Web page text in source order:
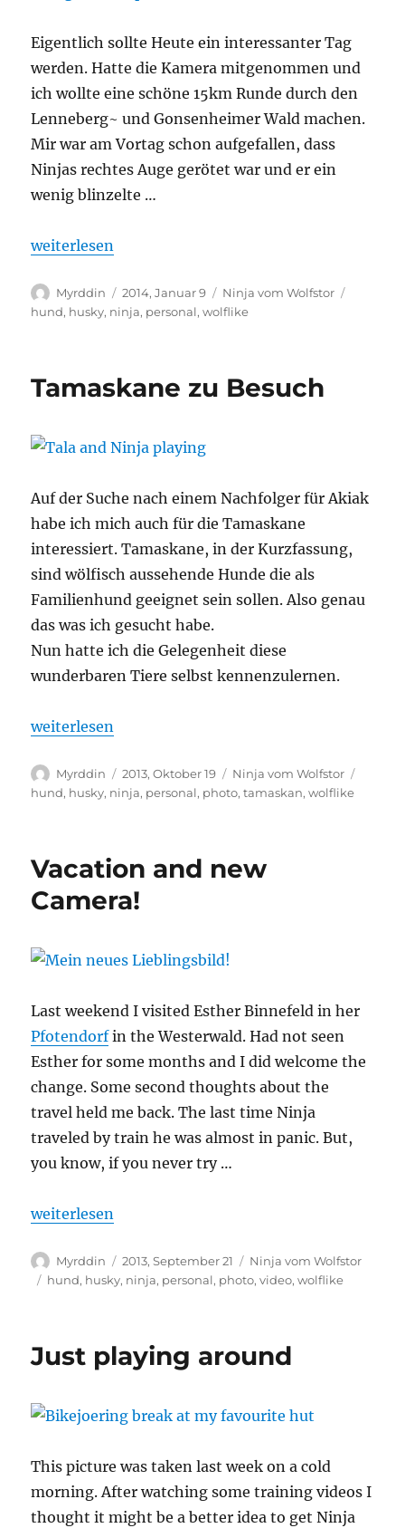
Eigentlich sollte Heute ein interessanter Tag
werden. Hatte die Kamera mitgenommen und
ich wollte eine schöne 15km Runde durch den
Lenneberg~ und Gonsenheimer Wald machen.
Mir war am Vortag schon aufgefallen, dass
Ninjas rechtes Auge gerötet war und er ein
wenig blinzelte …
„Dorn im Auge“
weiterlesen
Autor
Myrddin
Veröffentlicht
am
2014, Januar 9 Kategorien
Ninja vom Wolfstor
hund, husky, ninja, personal,wolflike
Tamaskane zu Besuch
Auf der Suche nach einem Nachfolger für Akiak
habe ich mich auch für die Tamaskane
interessiert. Tamaskane, in der Kurzfassung,
sind wölfisch aussehende Hunde die als
Familienhund geeignet sein sollen. Also genau
das was ich gesucht habe.
Nun hatte ich die Gelegenheit diese
wunderbaren Tiere selbst kennenzulernen.
„Tamaskane zu Besuch“
weiterlesen
Autor
Myrddin
Veröffentlicht
am
2013, Oktober 19 Kategorien
Ninja vom Wolfstor
hund, husky, ninja, personal, photo,tamaskan,wolflike
Vacation and new
Camera!
Last weekend I visited Esther Binnefeld in her
Pfotendorfin the Westerwald. Had not seen
Esther for some months and I did welcome the
change. Some second thoughts about the
travel held me back. The last time Ninja
traveled by train he was almost in panic. But,
you know, if you never try …
„Vacation and new Camera!“
weiterlesen
Autor
Myrddin
Veröffentlicht
am
2013, September 21 Kategorien
Ninja vom Wolfstor
Schlagwörter
hund, husky, ninja, personal, photo,video,wolflike
Just playing around
This picture was taken last week on a cold
morning. After watching some training videos I
thought it might be a better idea to get Ninja